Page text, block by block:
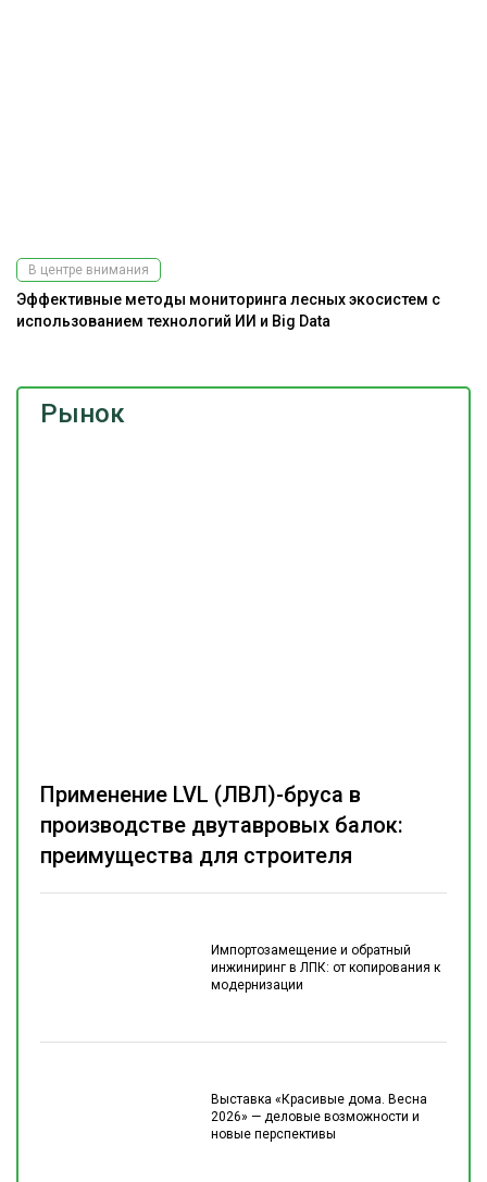
Рынок
Импортозамещение и обратный
инжиниринг в ЛПК: от копирования к
модернизации
Выставка «Красивые дома. Весна
2026» — деловые возможности и
новые перспективы
Применение LVL (ЛВЛ)-бруса в
производстве двутавровых балок:
преимущества для строителя
В центре внимания
Эффективные методы мониторинга лесных экосистем с
использованием технологий ИИ и Big Data